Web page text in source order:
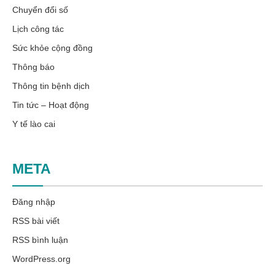
Chuyển đổi số
Lịch công tác
Sức khỏe cộng đồng
Thông báo
Thông tin bệnh dịch
Tin tức – Hoạt động
Y tế lào cai
META
Đăng nhập
RSS bài viết
RSS bình luận
WordPress.org